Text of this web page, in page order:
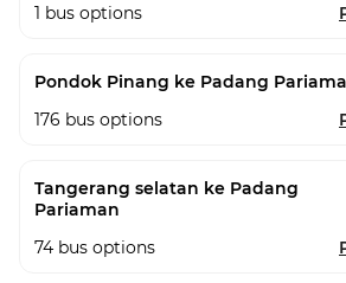
1 bus options
Pondok Pinang ke Padang
176 bus options
Tangerang selatan ke Padang
Pariaman
74 bus options